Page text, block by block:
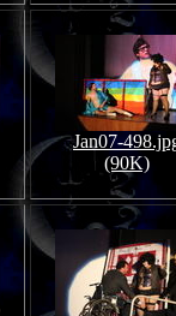
Jan07-
(90K)